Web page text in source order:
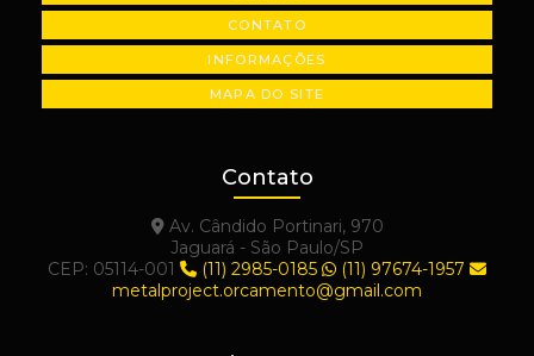
CONTATO
INFORMAÇÕES
MAPA DO SITE
Contato
Av. Cândido Portinari, 970
Jaguará - São Paulo/SP
CEP: 05114-001
(11) 2985-0185
(11) 97674-1957
metalproject.orcamento@gmail.com